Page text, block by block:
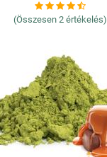
(Összesen 2 értékelés)